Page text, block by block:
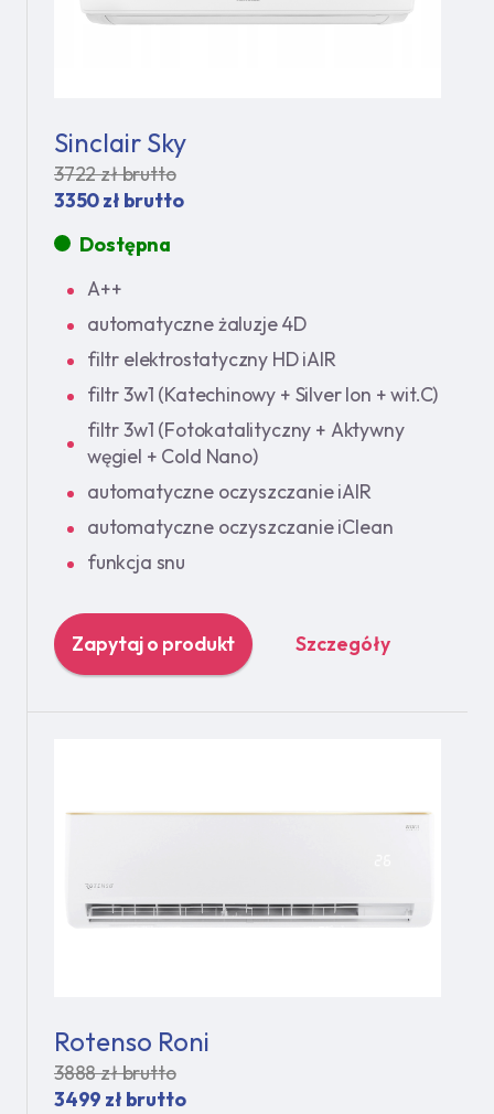
Sinclair Sky
3722 zł brutto
3350 zł brutto
Dostępna
A++
automatyczne żaluzje 4D
filtr elektrostatyczny HD iAIR
filtr 3w1 (Katechinowy + Silver Ion + wit.C)
filtr 3w1 (Fotokatalityczny + Aktywny
węgiel + Cold Nano)
automatyczne oczyszczanie iAIR
automatyczne oczyszczanie iClean
funkcja snu
Zapytaj o produkt Szczegóły
Rotenso Roni
3888 zł brutto
3499 zł brutto